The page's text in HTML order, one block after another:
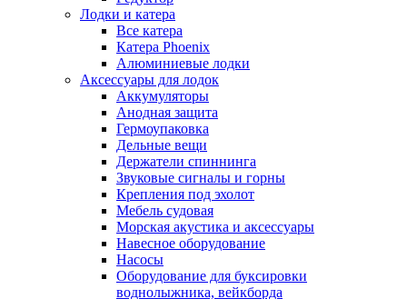
Лодки и катера
Все катера
Катера Phoenix
Алюминиевые лодки
Аксессуары для лодок
Аккумуляторы
Анодная защита
Гермоупаковка
Дельные вещи
Держатели спиннинга
Звуковые сигналы и горны
Крепления под эхолот
Мебель судовая
Морская акустика и аксессуары
Навесное оборудование
Насосы
Оборудование для буксировки
воднолыжника, вейкборда